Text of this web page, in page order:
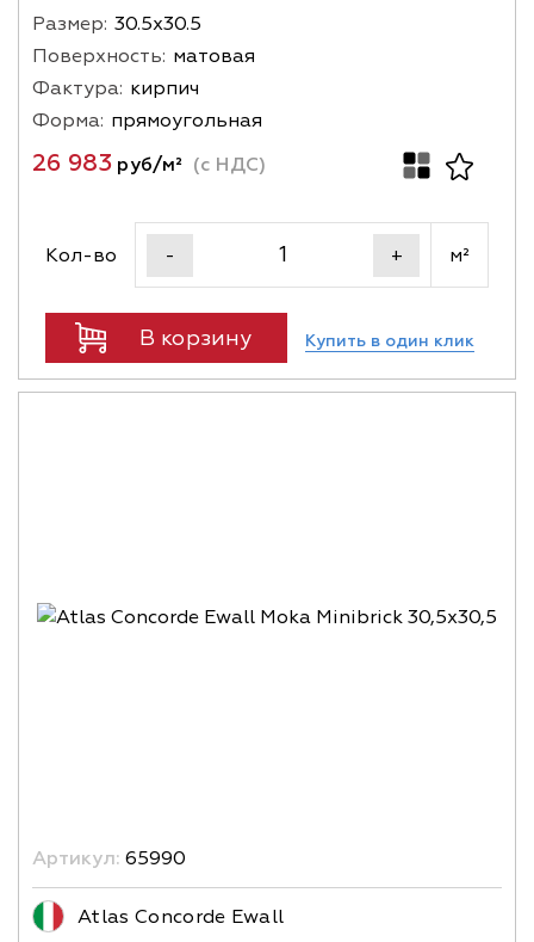
Размер: 30.5х30.5
Поверхность: матовая
Фактура: кирпич
Форма: прямоугольная
26 983руб/м² (с НДС)
Кол-во - + м²
В корзину Купить в один клик
Артикул: 65990
Atlas Concorde Ewall